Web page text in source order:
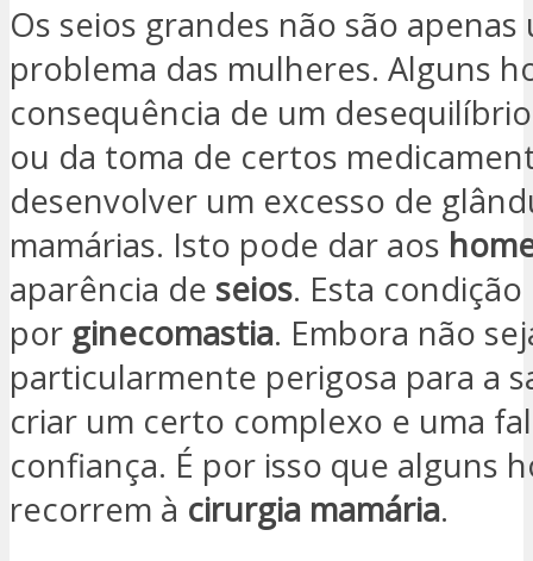
Os seios grandes não são apenas
problema das mulheres. Alguns
consequência de um
ou da toma de certos
desenvolver um excesso de
mamárias. Isto pode dar aos
aparência de seios. Esta
por ginecomastia. Embora não
particularmente perigosa para a
criar um certo complexo e uma
confiança. É por isso que alguns
recorrem à cirurgia mamária.